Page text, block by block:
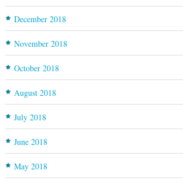
December 2018
November 2018
October 2018
August 2018
July 2018
June 2018
May 2018